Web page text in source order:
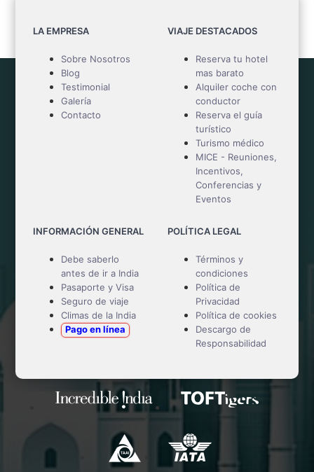
LA EMPRESA
Sobre Nosotros
Blog
Testimonial
Galería
Contacto
VIAJE DESTACADOS
Reserva tu hotel
mas barato
Alquiler coche con
conductor
Reserva el guía
turístico
Turismo médico
MICE - Reuniones,
Incentivos,
Conferencias y
Eventos
INFORMACIÓN GENERAL
Debe saberlo
antes de ir a India
Pasaporte y Visa
Seguro de viaje
Climas de la India
Pago en línea
POLÍTICA LEGAL
Términos y
condiciones
Política de
Privacidad
Política de cookies
Descargo de
Responsabilidad